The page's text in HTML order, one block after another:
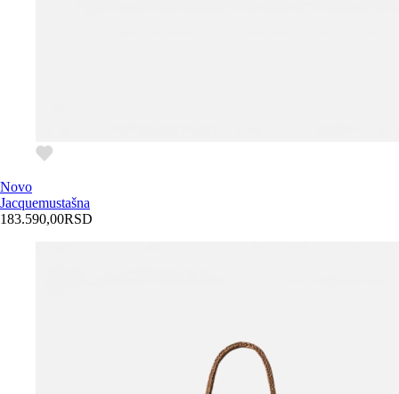
Novo
Jacquemustašna
183.590,00RSD